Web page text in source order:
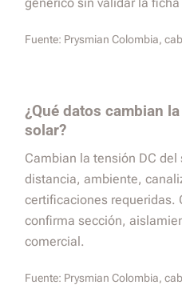
genérico sin validar la
Fuente: Prysmian Colombia,
¿Qué datos cambian
solar?
Cambian la tensión DC
distancia, ambiente,
certificaciones requeridas.
confirma sección,
comercial.
Fuente: Prysmian Colombia,